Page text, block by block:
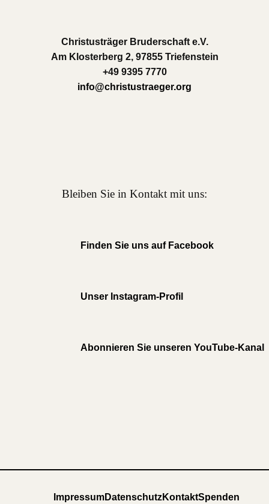
Christusträger Bruderschaft e.V.
Am Klosterberg 2, 97855 Triefenstein
+49 9395 7770
info@christustraeger.org
Bleiben Sie in Kontakt mit uns:
Finden Sie uns auf Facebook
Unser Instagram-Profil
Abonnieren Sie unseren YouTube-Kanal
ImpressumDatenschutzKontaktSpenden